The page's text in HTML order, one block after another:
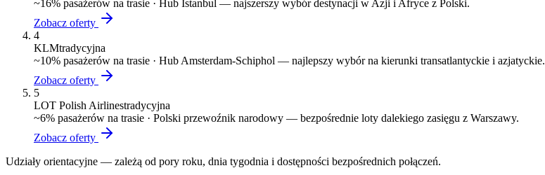
~16% pasażerów na trasie · Hub Istanbul — najszerszy wybór destynacji w Azji i Afryce z Polski.
Zobacz oferty
4
KLMtradycyjna
~10% pasażerów na trasie · Hub Amsterdam-Schiphol — najlepszy wybór na kierunki transatlantyckie i azjatyckie.
Zobacz oferty
5
LOT Polish Airlinestradycyjna
~6% pasażerów na trasie · Polski przewoźnik narodowy — bezpośrednie loty dalekiego zasięgu z Warszawy.
Zobacz oferty
Udziały orientacyjne — zależą od pory roku, dnia tygodnia i dostępności bezpośrednich połączeń.